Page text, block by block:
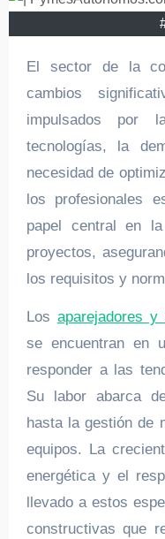
El sector de la construcción ha experimentado
cambios
impulsados por
tecnologías, la
necesidad de
los profesionales
papel central en
proyectos,
los requisitos y
Los aparejadores
se encuentran en
responder a las
Su labor abarca
hasta la gestión de
equipos. La
energética y el
llevado a estos
constructivas que